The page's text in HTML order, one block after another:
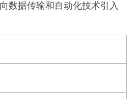
数据传输和自动化技术引入